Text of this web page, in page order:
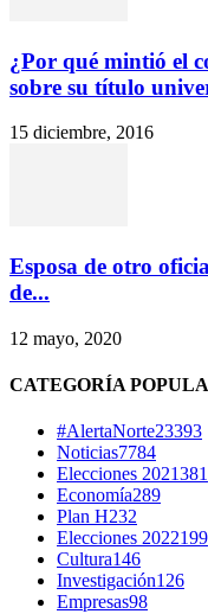
¿Por qué mintió el
sobre su título
15 diciembre, 2016
Esposa de otro
de...
12 mayo, 2020
CATEGORÍA
#AlertaNorte23393
Noticias7784
Elecciones 2021381
Economía289
Plan H232
Elecciones 2022199
Cultura146
Investigación126
Empresas98